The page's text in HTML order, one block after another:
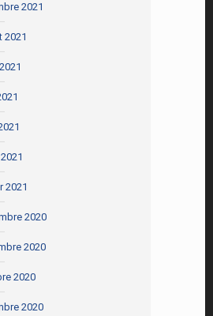
2021
2021
2021
2020
2020
2020
2020